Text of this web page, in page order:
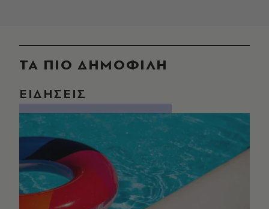
ΤΑ ΠΙΟ ΔΗΜΟΦΙΛΗ
ΕΙΔΗΣΕΙΣ